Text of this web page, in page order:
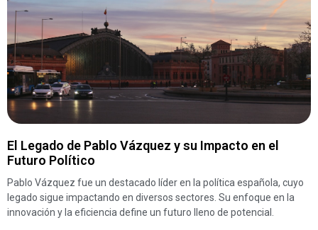
El Legado de Pablo Vázquez y su Impacto en el
Futuro Político
Pablo Vázquez fue un destacado líder en la política española, cuyo
legado sigue impactando en diversos sectores. Su enfoque en la
innovación y la eficiencia define un futuro lleno de potencial.